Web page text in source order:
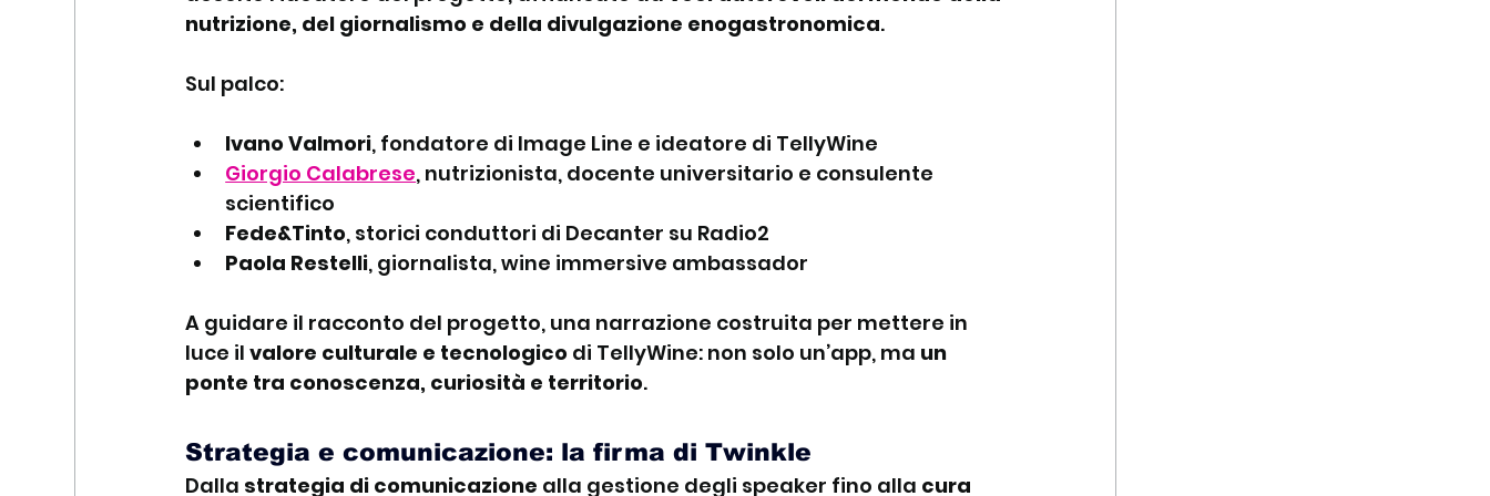
nutrizione, del giornalismo e della divulgazione enogastronomica.
Sul palco:
Ivano Valmori, fondatore di Image Line e ideatore di TellyWine
Giorgio Calabrese, nutrizionista, docente universitario e consulente
scientifico
Fede&Tinto, storici conduttori di Decanter su Radio2
Paola Restelli, giornalista, wine immersive ambassador
A guidare il racconto del progetto, una narrazione costruita per mettere in
luce il valore culturale e tecnologico di TellyWine: non solo un’app, ma un
ponte tra conoscenza, curiosità e territorio.
Strategia e comunicazione: la firma di Twinkle
Dalla strategia di comunicazione alla gestione degli speaker fino alla cura